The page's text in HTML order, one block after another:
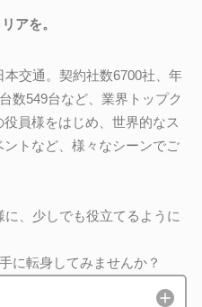
アを。
交通。契約社数6700社、年
数549台など、業界トップク
員様をはじめ、世界的なス
トなど、様々なシーンでご
、少しでも役立てるように
に転身してみませんか？